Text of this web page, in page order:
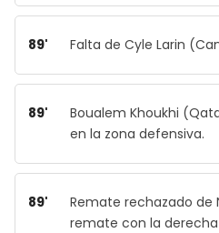
89' Falta de Cyle Larin
89'
Boualem Khoukhi
en la zona defensiva.
89'
Remate rechazado de
remate con la